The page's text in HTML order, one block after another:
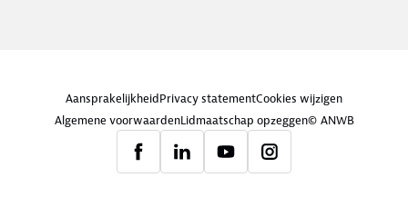
AansprakelijkheidPrivacy statementCookies wijzigen
Algemene voorwaardenLidmaatschap opzeggen© ANWB